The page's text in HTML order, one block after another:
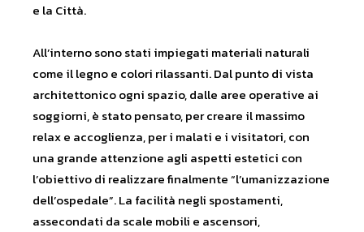
e la Città.
All’interno sono stati impiegati materiali naturali
come il legno e colori rilassanti. Dal punto di vista
architettonico ogni spazio, dalle aree operative ai
soggiorni, è stato pensato, per creare il massimo
relax e accoglienza, per i malati e i visitatori, con
una grande attenzione agli aspetti estetici con
l’obiettivo di realizzare finalmente “l’umanizzazione
dell’ospedale”. La facilità negli spostamenti,
assecondati da scale mobili e ascensori,